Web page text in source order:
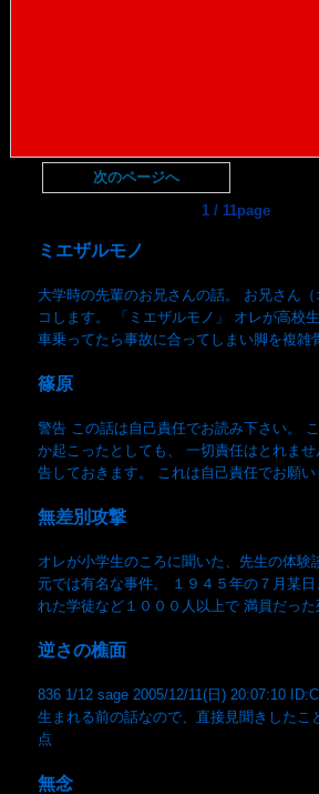
次のページへ
1 / 11page
ミエザルモノ
大学時の先輩のお兄さんの話。 お兄さん
コします。 「ミエザルモノ」 オレが高校
車乗ってたら事故に合ってしまい脚を複雑
篠原
警告 この話は自己責任でお読み下さい。
か起こったとしても、 一切責任はとれま
告しておきます。 これは自己責任でお願い
無差別攻撃
オレが小学生のころに聞いた、先生の体験
元では有名な事件。 １９４５年の７月某日
れた学徒など１０００人以上で 満員だった
逆さの樵面
836 1/12 sage 2005/12/11(日) 20:07:10
生まれる前の話なので、直接見聞きしたこ
点
無念